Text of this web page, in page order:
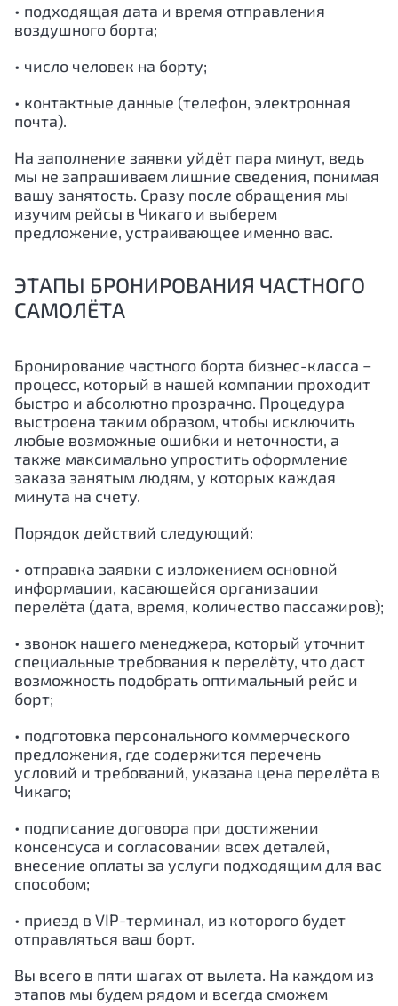
• подходящая дата и время отправления
воздушного борта;
• число человек на борту;
• контактные данные (телефон, электронная
почта).
На заполнение заявки уйдёт пара минут, ведь
мы не запрашиваем лишние сведения, понимая
вашу занятость. Сразу после обращения мы
изучим рейсы в Чикаго и выберем
предложение, устраивающее именно вас.
ЭТАПЫ БРОНИРОВАНИЯ ЧАСТНОГО
САМОЛЁТА
Бронирование частного борта бизнес-класса −
процесс, который в нашей компании проходит
быстро и абсолютно прозрачно. Процедура
выстроена таким образом, чтобы исключить
любые возможные ошибки и неточности, а
также максимально упростить оформление
заказа занятым людям, у которых каждая
минута на счету.
Порядок действий следующий:
• отправка заявки с изложением основной
информации, касающейся организации
перелёта (дата, время, количество пассажиров);
• звонок нашего менеджера, который уточнит
специальные требования к перелёту, что даст
возможность подобрать оптимальный рейс и
борт;
• подготовка персонального коммерческого
предложения, где содержится перечень
условий и требований, указана цена перелёта в
Чикаго;
• подписание договора при достижении
консенсуса и согласовании всех деталей,
внесение оплаты за услуги подходящим для вас
способом;
• приезд в VIP-терминал, из которого будет
отправляться ваш борт.
Вы всего в пяти шагах от вылета. На каждом из
этапов мы будем рядом и всегда сможем